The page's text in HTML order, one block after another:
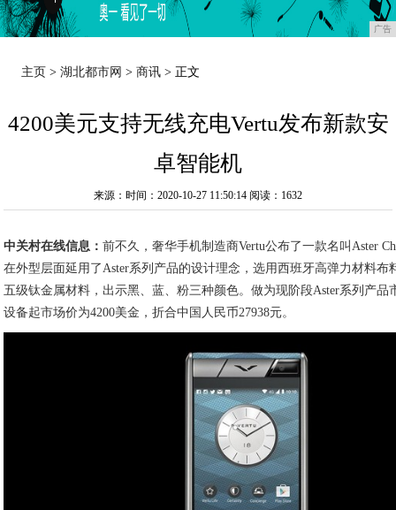
广告
主页 >湖北都市网 >商讯 > 正文
4200美元支持无线充电Vertu发布新款安
卓智能机
来源：时间：2020-10-27 11:50:14 阅读：1632
中关村在线信息：前不久，奢华手机制造商Vertu公布了一款名叫Aster
在外型层面延用了Aster系列产品的设计理念，选用西班牙高弹力材料布
五级钛金属材料，出示黑、蓝、粉三种颜色。做为现阶段Aster系列产品
设备起市场价为4200美金，折合中国人民币27938元。